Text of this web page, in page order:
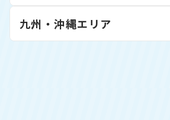
九州・沖縄エリア